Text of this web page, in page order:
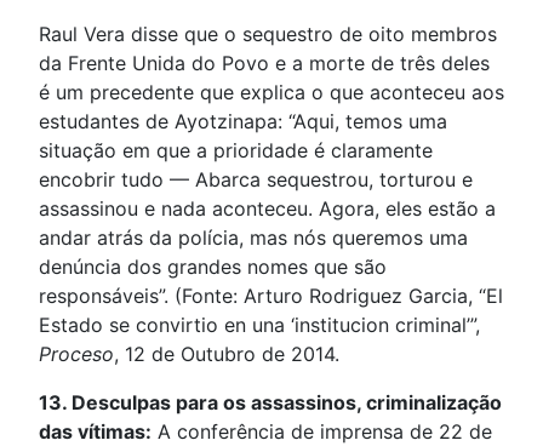
Raul Vera disse que o sequestro de oito membros
da Frente Unida do Povo e a morte de três deles
é um precedente que explica o que aconteceu aos
estudantes de Ayotzinapa: “Aqui, temos uma
situação em que a prioridade é claramente
encobrir tudo — Abarca sequestrou, torturou e
assassinou e nada aconteceu. Agora, eles estão a
andar atrás da polícia, mas nós queremos uma
denúncia dos grandes nomes que são
responsáveis”. (Fonte: Arturo Rodriguez Garcia, “El
Estado se convirtio en una ‘institucion criminal’”,
Proceso, 12 de Outubro de 2014.
13. Desculpas para os assassinos, criminalização
das vítimas: A conferência de imprensa de 22 de